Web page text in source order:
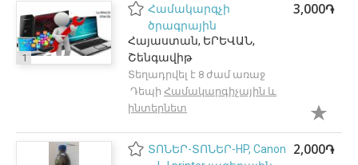
1
Համակարգչի
ծրագրային
սպասարկում WINDOWS
XP, 7, 8,10
Հայաստան, ԵՐԵՎԱՆ,
Շենգավիթ
Տեղադրվել է 8 ժամ առաջ
Դեպի Համակարգիչային և
ինտերնետ
3,000֏
ՏՈՆԵՐ-ՏՈՆԵՐ-HP, Canon
2,000֏